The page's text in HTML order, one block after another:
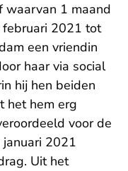
waarvan 1 maand
2021 tot
een vriendin
haar via social
hij hen beiden
het hem erg
voor de
2021
Uit het